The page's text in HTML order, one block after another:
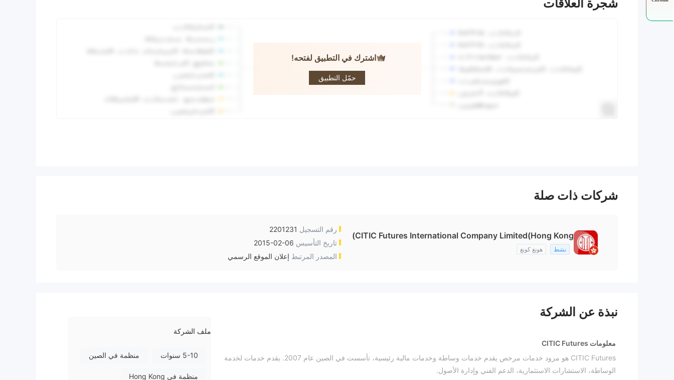
شجرة العلاقات
اشترك في التطبيق لفتحه!
حمّل التطبيق
CITIC Futures
شركات ذات صلة
CITIC Futures International Company Limited(Hong Kong)
نشط هونغ كونغ
رقم التسجيل 2201231
تاريخ التأسيس 2015-02-06
المصدر المرتبط إعلان الموقع الرسمي
نبذة عن الشركة
معلومات CITIC Futures
CITIC Futures هو مزود خدمات مرخص يقدم خدمات وساطة وخدمات مالية رئيسية، تأسست في الصين عام 2007. يقدم خدمات لخدمة
الوساطة، الاستشارات الاستثمارية، الدعم الفني وإدارة الأصول.
ملف الشركة
5-10 سنوات منظمة في الصين
منظمة في Hong Kong